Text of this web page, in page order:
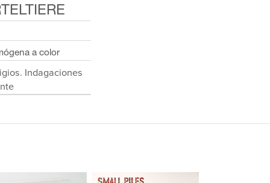
a color
Indagaciones